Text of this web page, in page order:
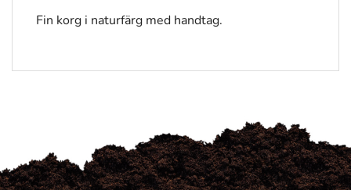
Fin korg i naturfärg med handtag.